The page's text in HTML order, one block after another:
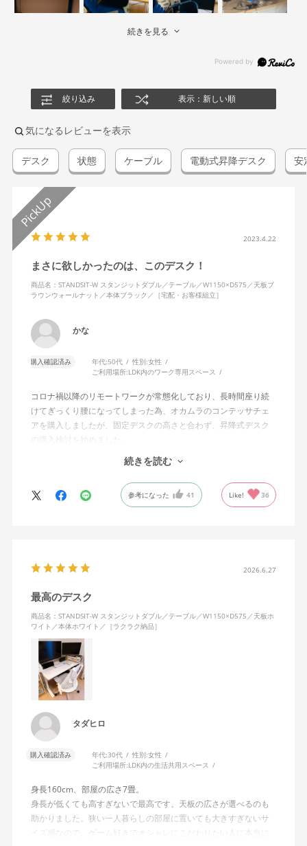
続きを見る
絞り込み 表示：新しい順
気になるレビューを表示
デスク 状態 ケーブル 電動式昇降デスク 安
2023.4.22
まさに欲しかったのは、このデスク！
商品名：STANDSIT-W スタンジットダブル／テーブル／W1150×D575／天板ブ
ラウンウォールナット／本体ブラック／［宅配・お客様組立］
かな
購入確認済み 年代:50代 性別:女性
ご利用場所:LDK内のワーク専用スペース
コロナ禍以降のリモートワークが常態化しており、長時間座り続
けてぎっくり腰になってしまった為、オカムラのコンテッサチェ
アを購入しましたが、固定デスクの高さと合わず、昇降式デスク
の購入検討を始めました。
サイズ、質感、油圧、操作しやすさ、組み立てやすさ（説明書、
電気工具不要）、コスパ、安全性や購入後のサポート体制と、多
数の条件がありましたが、全てを満たすデスクがこちらでした。
す。10%オフ期間に購入でき、申し訳ないくらいでした。満足度
他と迷っている方がいたら、私はこちらの購入を強くオススメし
たいです(*^^*)
続きを読む
参考になった 41 Like! 36
2026.6.27
最高のデスク
商品名：STANDSIT-W スタンジットダブル／テーブル／W1150×D575／天板ホ
ワイト／本体ホワイト／［ラクラク納品］
タダヒロ
購入確認済み 年代:30代 性別:女性
ご利用場所:LDK内の生活共用スペース
身長160cm、部屋の広さ7畳。
身長が低くても高すぎないで最高です。天板の広さが選べるのも
助かりました。狭い一人暮らしの部屋に置いても大きすぎないサ
イズ感なので、ゲーム好きでオシャレにこだわりたい人に本当に